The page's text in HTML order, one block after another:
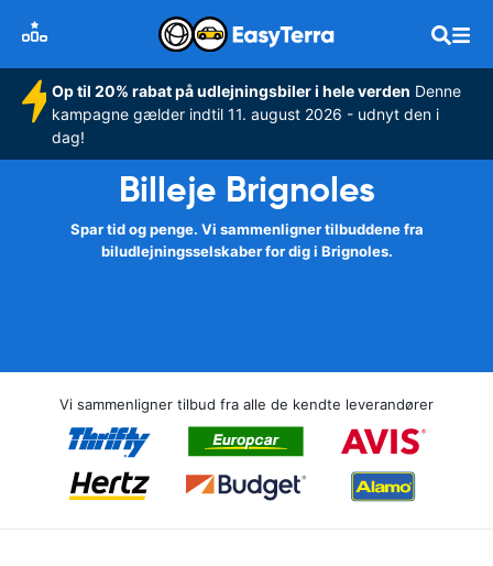
Op til 20% rabat på udlejningsbiler i hele verden Denne
kampagne gælder indtil 11. august 2026 - udnyt den i
dag!
Billeje Brignoles
Spar tid og penge. Vi sammenligner tilbuddene fra
biludlejningsselskaber for dig i Brignoles.
Vi sammenligner tilbud fra alle de kendte leverandører